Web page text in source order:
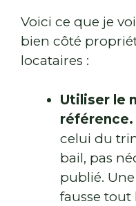
Voici ce que je
bien côté
locataires :
Utiliser le
référence.
celui du
bail, pas
publié.
fausse tout